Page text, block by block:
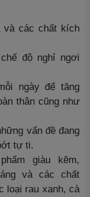
và các chất kích
độ nghỉ ngơi
ngày để tăng
thân cũng như
vấn đề đang
tự ti.
giàu kẽm,
và các chất
loại rau xanh, cà